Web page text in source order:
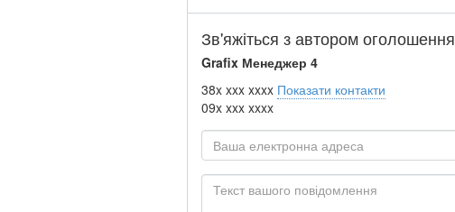
Зв'яжіться з автором оголошення
Grafix Менеджер 4
38x xxx xxxx Показати контакти
09x xxx xxxx